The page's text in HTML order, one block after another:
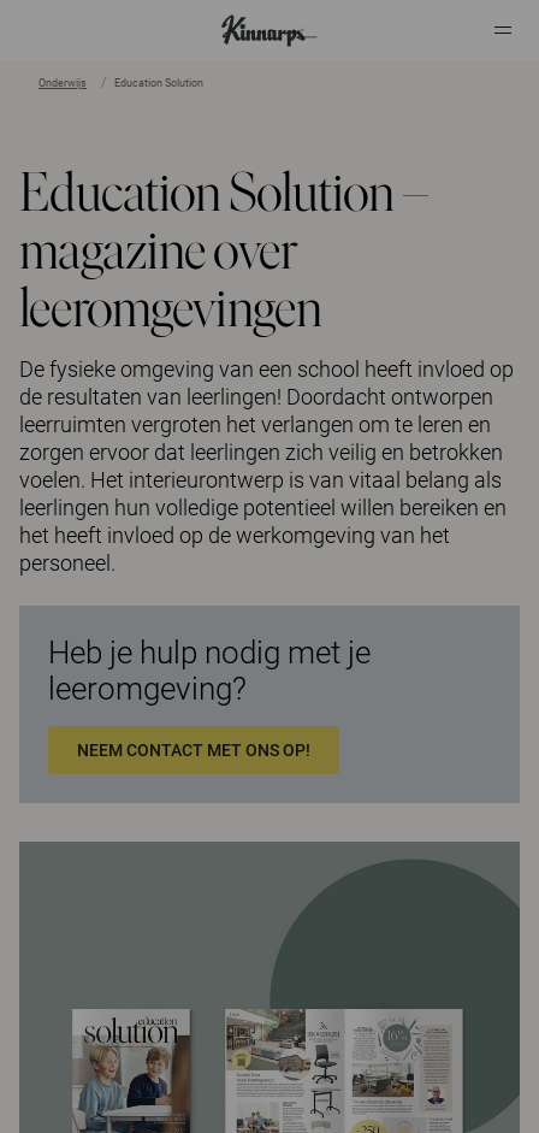
Onderwijs Education Solution
Education Solution –
magazine over
leeromgevingen
De fysieke omgeving van een school heeft invloed op
de resultaten van leerlingen! Doordacht ontworpen
leerruimten vergroten het verlangen om te leren en
zorgen ervoor dat leerlingen zich veilig en betrokken
voelen. Het interieurontwerp is van vitaal belang als
leerlingen hun volledige potentieel willen bereiken en
het heeft invloed op de werkomgeving van het
personeel.
Heb je hulp nodig met je
leeromgeving?
NEEM CONTACT MET ONS OP!